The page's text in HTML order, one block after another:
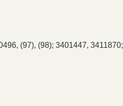
(97), (98); 3401447,